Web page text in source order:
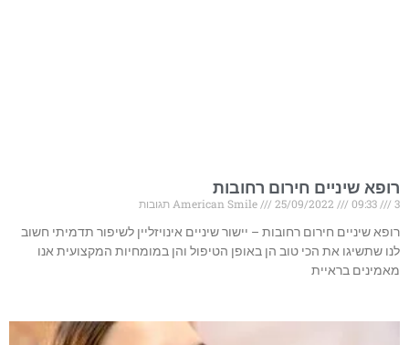
רופא שיניים חירום רחובות
American Smile 25/09/2022 09:33
3 תגובות
רופא שיניים חירום רחובות – יישור שיניים אינויזליין לשיפור תדמיתי חשוב
לנו שתשיגו את הכי טוב הן באופן הטיפול והן במומחיות המקצועית אנו
מאמינים בראיית